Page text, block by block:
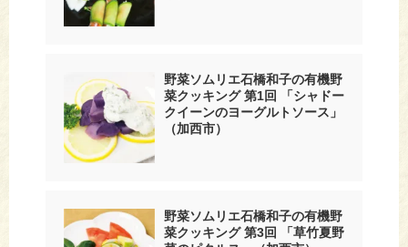
野菜ソムリエ石橋和子の有機野
菜クッキング 第1回 「シャドー
クイーンのヨーグルトソース」
（加西市）
野菜ソムリエ石橋和子の有機野
菜クッキング 第3回 「草竹夏野